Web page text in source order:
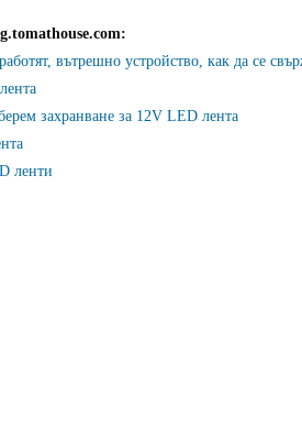
:
вътрешно устройство, как да се
захранване за 12V LED лента
ленти